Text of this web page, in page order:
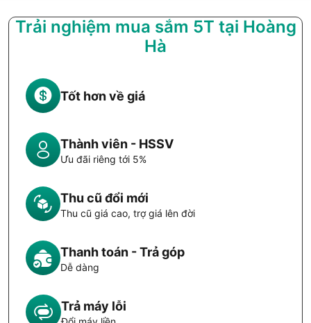
Trải nghiệm mua sắm 5T tại Hoàng
Hà
Tốt hơn về giá
Thành viên - HSSV
Ưu đãi riêng tới 5%
Thu cũ đổi mới
Thu cũ giá cao, trợ giá lên đời
Thanh toán - Trả góp
Dễ dàng
Trả máy lỗi